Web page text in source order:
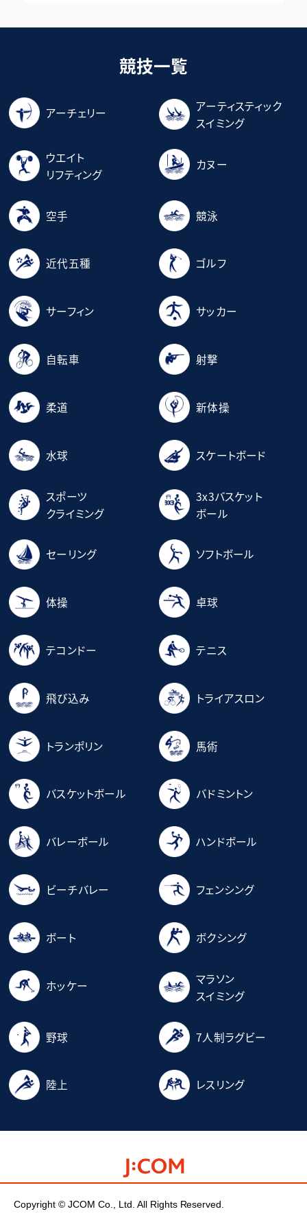
競技一覧
アーチェリー
アーティスティック
スイミング
ウエイト
リフティング
カヌー
空手 競泳
近代五種 ゴルフ
サーフィン サッカー
自転車 射撃
柔道 新体操
水球 スケートボード
スポーツ
クライミング
3x3バスケット
ボール
セーリング ソフトボール
体操 卓球
テコンドー テニス
飛び込み トライアスロン
トランポリン 馬術
バスケットボール バドミントン
バレーボール ハンドボール
ビーチバレー フェンシング
ボート ボクシング
ホッケー
マラソン
スイミング
野球 7人制ラグビー
陸上 レスリング
Copyright © JCOM Co., Ltd. All Rights Reserved.